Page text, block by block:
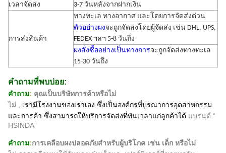
เวลาจัดส่ง
3-7 วันหลังจากฝากเงิน
การส่งสินค้า
ทางทะเล ทางอากาศ และโดยการจัดส่งด่วน
ตัวอย่างผงจะถูกจัดส่งโดยผู้จัดส่ง เช่น DHL, UPS,
FEDEX ฯลฯ 5-8 วันถึง
ผงสั่งซื้ออย่างเป็นทางการจะถูกจัดส่งทางทะเล
15-30 วันถึง
คำถามที่พบบ่อย:
คำถาม: คุณเป็นบริษัทการค้าหรือไม่
ไม่ , เรามีโรงงานของเราเอง ซึ่งเป็นองค์กรที่บูรณาการอุตสาหกรรม
และการค้า ซึ่งสามารถให้บริการจัดส่งที่ทันเวลาแก่ลูกค้าได้ แบรนด์ “
HSINDA”
คำถาม:การเคลือบผงปลอดภัยสำหรับผู้บริโภค เช่น เด็ก หรือไม่